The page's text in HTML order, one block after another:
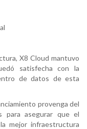
X8 Cloud mantuvo
satisfecha con la
de datos de esta
provenga del
para asegurar que el
mejor infraestructura